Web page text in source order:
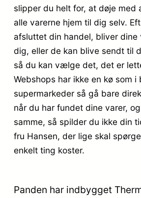
slipper du helt for, at døje med
alle varerne hjem til dig selv.
afsluttet din handel, bliver dine
dig, eller de kan blive sendt til
så du kan vælge det, det er
Webshops har ikke en kø som i
supermarkeder så gå bare
når du har fundet dine varer,
samme, så spilder du ikke din
fru Hansen, der lige skal
enkelt ting koster.
Panden har indbygget